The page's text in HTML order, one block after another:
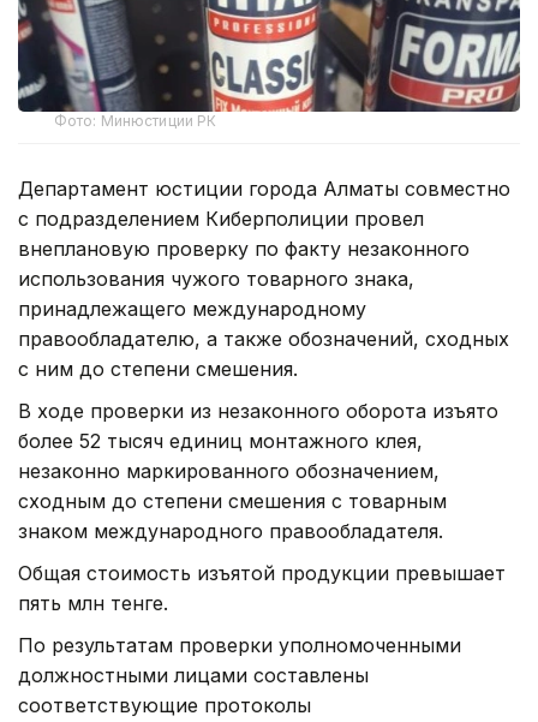
Фото: Минюстиции РК
Департамент юстиции города Алматы совместно
с подразделением Киберполиции провел
внеплановую проверку по факту незаконного
использования чужого товарного знака,
принадлежащего международному
правообладателю, а также обозначений, сходных
с ним до степени смешения.
В ходе проверки из незаконного оборота изъято
более 52 тысяч единиц монтажного клея,
незаконно маркированного обозначением,
сходным до степени смешения с товарным
знаком международного правообладателя.
Общая стоимость изъятой продукции превышает
пять млн тенге.
По результатам проверки уполномоченными
должностными лицами составлены
соответствующие протоколы